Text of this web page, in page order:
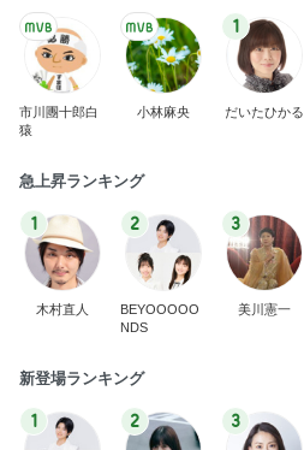
市川團十郎白
猿
小林麻央
1
だいたひかる
急上昇ランキング
1
木村直人
2
BEYOOOOO
NDS
3
美川憲一
新登場ランキング
1 2 3